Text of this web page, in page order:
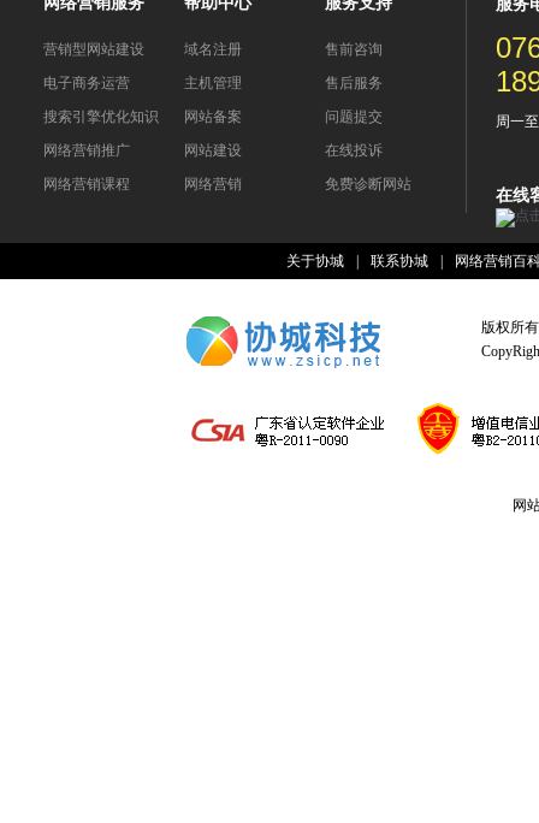
营销型网站建设
电子商务运营
搜索引擎优化知识
网络营销推广
网络营销课程
域名注册
主机管理
网站备案
网站建设
网络营销
售前咨询
售后服务
问题提交
在线投诉
免费诊断网站
服务
周一
在线
关于协城 联系协城 网络营销百
版权所
网